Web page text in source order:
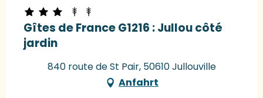
Gîtes de France G1216 : Jullou côté
jardin
840 route de St Pair, 50610 Jullouville
Anfahrt